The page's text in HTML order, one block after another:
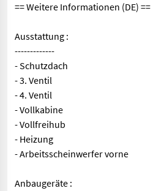
== Weitere Informationen (DE) ==
Ausstattung :
-------------
- Schutzdach
- 3. Ventil
- 4. Ventil
- Vollkabine
- Vollfreihub
- Heizung
- Arbeitsscheinwerfer vorne
Anbaugeräte :